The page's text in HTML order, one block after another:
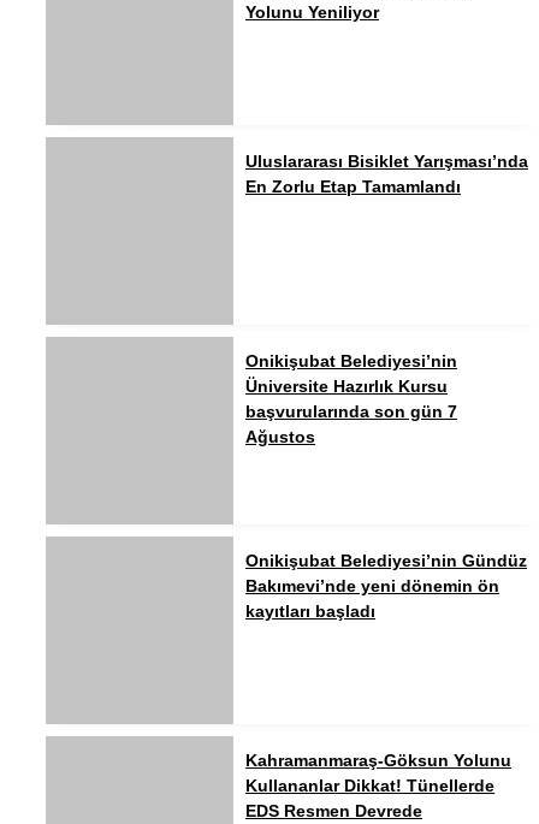
Yolunu Yeniliyor
Uluslararası Bisiklet Yarışması’nda
En Zorlu Etap Tamamlandı
Onikişubat Belediyesi’nin
Üniversite Hazırlık Kursu
başvurularında son gün 7
Ağustos
Onikişubat Belediyesi’nin Gündüz
Bakımevi’nde yeni dönemin ön
kayıtları başladı
Kahramanmaraş-Göksun Yolunu
Kullananlar Dikkat! Tünellerde
EDS Resmen Devrede